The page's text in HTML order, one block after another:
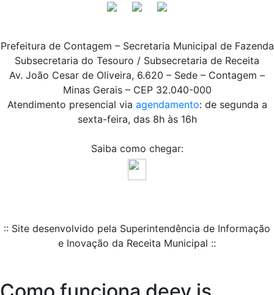
Prefeitura de Contagem – Secretaria Municipal de Fazenda
Subsecretaria do Tesouro / Subsecretaria de Receita
Av. João Cesar de Oliveira, 6.620 – Sede – Contagem –
Minas Gerais – CEP 32.040-000
Atendimento presencial via agendamento: de segunda a
sexta-feira, das 8h às 16h
Saiba como chegar:
:: Site desenvolvido pela Superintendência de Informação
e Inovação da Receita Municipal ::